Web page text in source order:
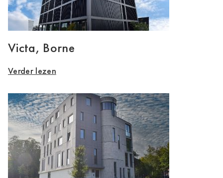
Victa, Borne
Verder lezen